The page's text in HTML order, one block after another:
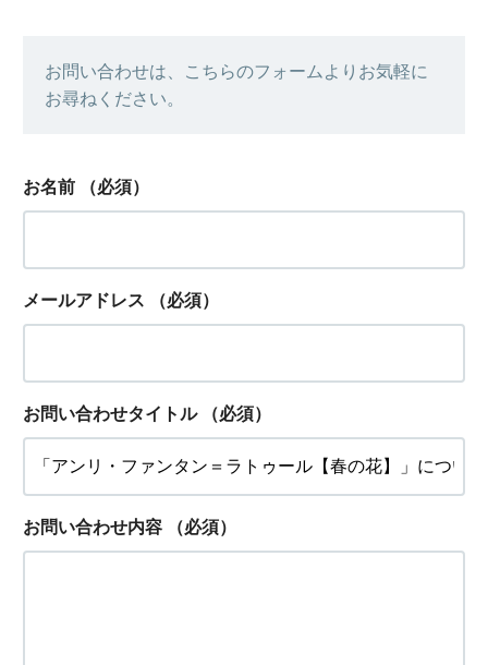
お問い合わせは、こちらのフォームよりお気軽に
お尋ねください。
お名前 （必須）
メールアドレス （必須）
お問い合わせタイトル （必須）
お問い合わせ内容 （必須）